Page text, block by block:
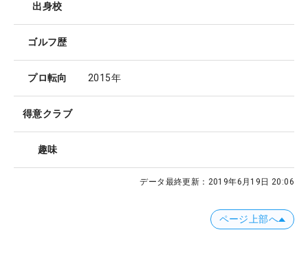
出身校
ゴルフ歴
プロ転向 2015年
得意クラブ
趣味
データ最終更新： 2019年6月19日 20:06
ページ上部へ